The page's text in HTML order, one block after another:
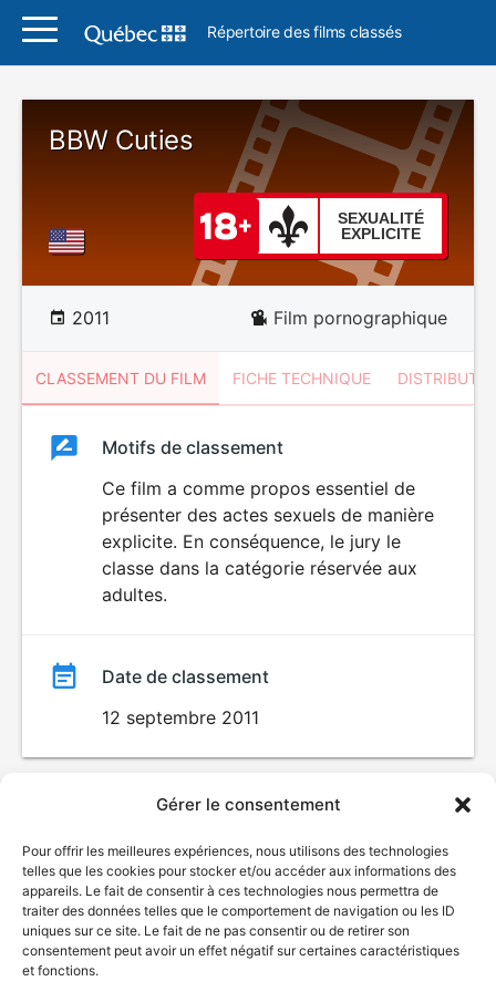
Gérer le consentement
Pour offrir les meilleures expériences, nous utilisons des technologies
telles que les cookies pour stocker et/ou accéder aux informations des
appareils. Le fait de consentir à ces technologies nous permettra de
traiter des données telles que le comportement de navigation ou les ID
uniques sur ce site. Le fait de ne pas consentir ou de retirer son
consentement peut avoir un effet négatif sur certaines caractéristiques
et fonctions.
Répertoire des films classés
BBW Cuties
SEXUALITÉ
EXPLICITE
2011 Film pornographique
CLASSEMENT DU FILM FICHE TECHNIQUE
ClassementClassement
SEXUALITÉ
EXPLICITE
Motifs de classement
Ce film a comme propos essentiel de
présenter des actes sexuels de manière
explicite. En conséquence, le jury le
classe dans la catégorie réservée aux
adultes.
Date de classement
12 septembre 2011